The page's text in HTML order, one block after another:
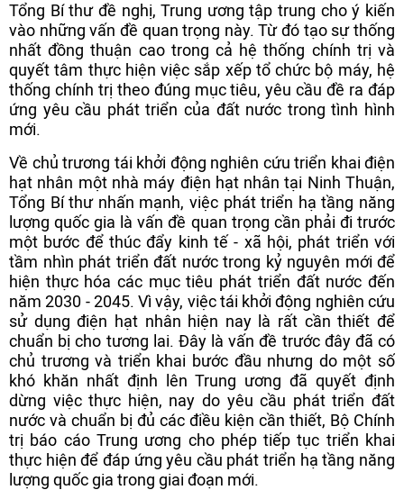
Tổng Bí thư đề nghị, Trung ương tập trung cho ý kiến
vào những vấn đề quan trọng này. Từ đó tạo sự thống
nhất đồng thuận cao trong cả hệ thống chính trị và
quyết tâm thực hiện việc sắp xếp tổ chức bộ máy, hệ
thống chính trị theo đúng mục tiêu, yêu cầu đề ra đáp
ứng yêu cầu phát triển của đất nước trong tình hình
mới.
Về chủ trương tái khởi động nghiên cứu triển khai điện
hạt nhân một nhà máy điện hạt nhân tại Ninh Thuận,
Tổng Bí thư nhấn mạnh, việc phát triển hạ tầng năng
lượng quốc gia là vấn đề quan trọng cần phải đi trước
một bước để thúc đẩy kinh tế - xã hội, phát triển với
tầm nhìn phát triển đất nước trong kỷ nguyên mới để
hiện thực hóa các mục tiêu phát triển đất nước đến
năm 2030 - 2045. Vì vậy, việc tái khởi động nghiên cứu
sử dụng điện hạt nhân hiện nay là rất cần thiết để
chuẩn bị cho tương lai. Đây là vấn đề trước đây đã có
chủ trương và triển khai bước đầu nhưng do một số
khó khăn nhất định lên Trung ương đã quyết định
dừng việc thực hiện, nay do yêu cầu phát triển đất
nước và chuẩn bị đủ các điều kiện cần thiết, Bộ Chính
trị báo cáo Trung ương cho phép tiếp tục triển khai
thực hiện để đáp ứng yêu cầu phát triển hạ tầng năng
lượng quốc gia trong giai đoạn mới.